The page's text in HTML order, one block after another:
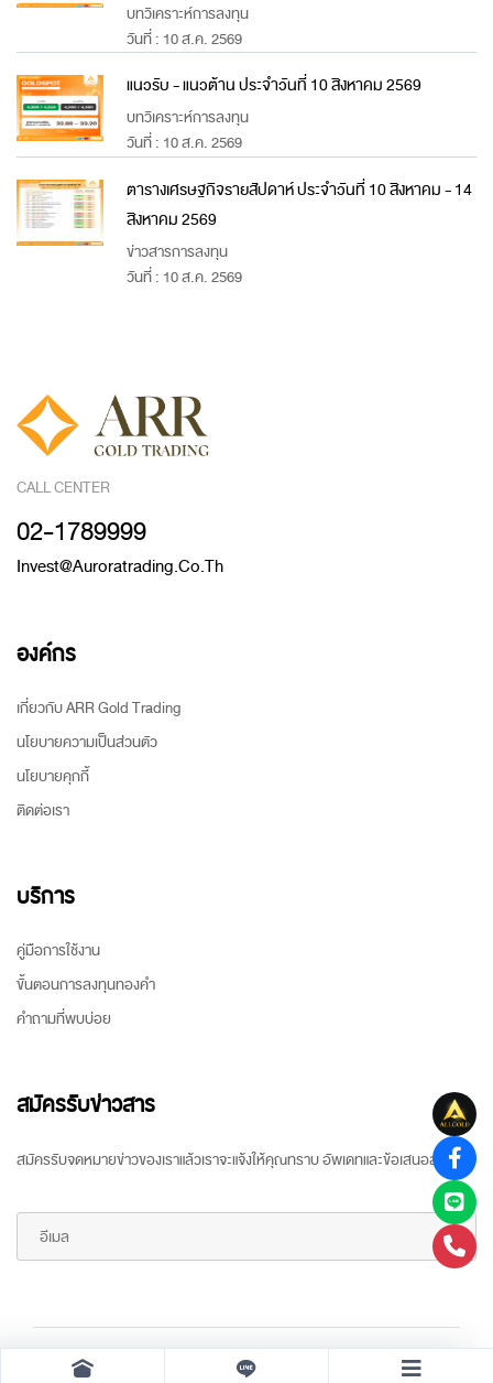
บทวิเคราะห์การลงทุน
วันที่ : 10 ส.ค. 2569
แนวรับ - แนวต้าน ประจำวันที่ 10 สิงหาคม 2569
บทวิเคราะห์การลงทุน
วันที่ : 10 ส.ค. 2569
ตารางเศรษฐกิจรายสัปดาห์ ประจำวันที่ 10 สิงหาคม - 14
สิงหาคม 2569
ข่าวสารการลงทุน
วันที่ : 10 ส.ค. 2569
CALL CENTER
02-1789999
Invest@auroratrading.co.th
องค์กร
เกี่ยวกับ ARR Gold Trading
นโยบายความเป็นส่วนตัว
นโยบายคุกกี้
ติดต่อเรา
บริการ
คู่มือการใช้งาน
ขั้นตอนการลงทุนทองคำ
คำถามที่พบบ่อย
สมัครรับข่าวสาร
สมัครรับจดหมายข่าวของเราแล้วเราจะแจ้งให้คุณทราบ อัพเดทและข้อเสนอล่าสุด